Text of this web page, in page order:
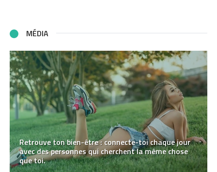
MÉDIA
Retrouve ton bien-être : connecte-toi chaque jour
avec des personnes qui cherchent la même chose
que toi.